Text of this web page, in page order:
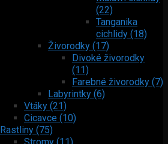
(22)
Tanganika
cichlidy (18)
Živorodky (17)
Divoké živorodky
(11)
Farebné živorodky (7)
Labyrintky (6)
Vtáky (21)
Cicavce (10)
Rastliny (75)